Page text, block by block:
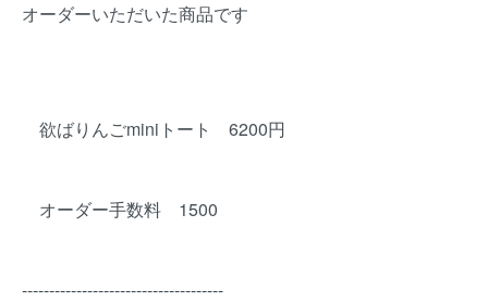
オーダーいただいた商品です
欲ばりんごminiトート 6200円
オーダー手数料 1500
-------------------------------------